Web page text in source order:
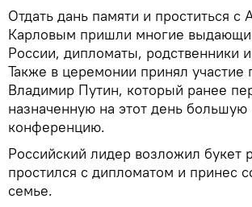
Отдать дань памяти и проститься с
Карловым пришли многие
России, дипломаты, родственники
Также в церемонии принял участие
Владимир Путин, который ранее
назначенную на этот день большую
конференцию.
Российский лидер возложил букет
простился с дипломатом и принес
семье.